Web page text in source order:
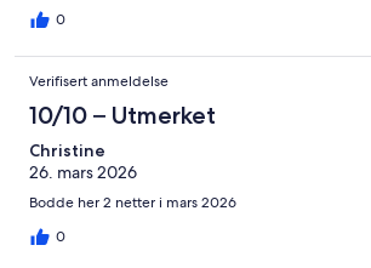
0
Verifisert anmeldelse
10/10 – Utmerket
Christine
26. mars 2026
Bodde her 2 netter i mars 2026
0